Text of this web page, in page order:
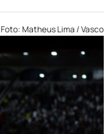
Foto: Matheus Lima / Vasco